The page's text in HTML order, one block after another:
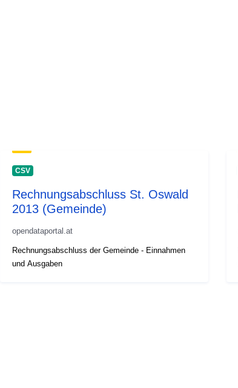
CSV
Rechnungsabschluss St. Oswald
2013 (Gemeinde)
opendataportal.at
Rechnungsabschluss der Gemeinde - Einnahmen
und Ausgaben